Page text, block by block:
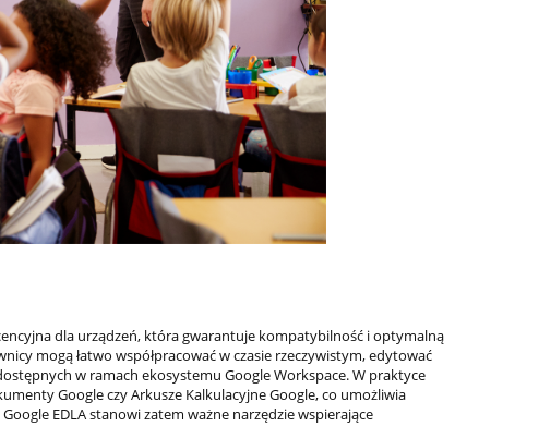
dla urządzeń, która gwarantuje kompatybilność i optymalną
mogą łatwo współpracować w czasie rzeczywistym, edytować
w ramach ekosystemu Google Workspace. W praktyce
Google czy Arkusze Kalkulacyjne Google, co umożliwia
EDLA stanowi zatem ważne narzędzie wspierające